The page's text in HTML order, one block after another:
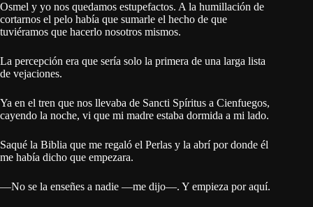
Osmel y yo nos quedamos estupefactos. A la humillación de
cortarnos el pelo había que sumarle el hecho de que
tuviéramos que hacerlo nosotros mismos.
La percepción era que sería solo la primera de una larga lista
de vejaciones.
Ya en el tren que nos llevaba de Sancti Spíritus a Cienfuegos,
cayendo la noche, vi que mi madre estaba dormida a mi lado.
Saqué la Biblia que me regaló el Perlas y la abrí por donde él
me había dicho que empezara.
—No se la enseñes a nadie —me dijo—. Y empieza por aquí.